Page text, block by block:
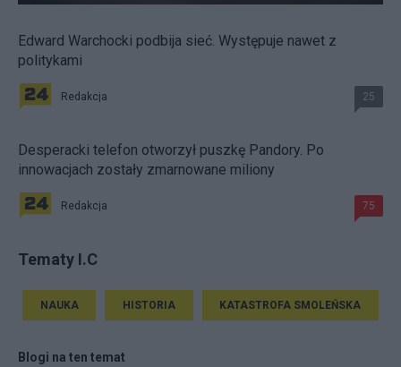
Edward Warchocki podbija sieć. Występuje nawet z
politykami
Redakcja 25
Desperacki telefon otworzył puszkę Pandory. Po
innowacjach zostały zmarnowane miliony
Redakcja 75
Tematy I.C
NAUKA HISTORIA KATASTROFA SMOLEŃSKA
Blogi na ten temat